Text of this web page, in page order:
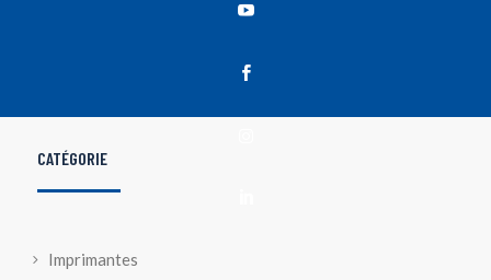


CATÉGORIE
Imprimantes